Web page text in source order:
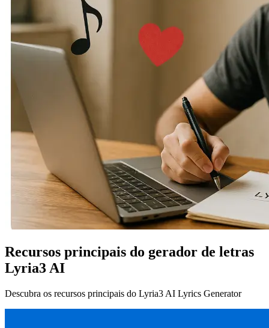
Recursos principais do gerador de letras
Lyria3 AI
Descubra os recursos principais do Lyria3 AI Lyrics Generator